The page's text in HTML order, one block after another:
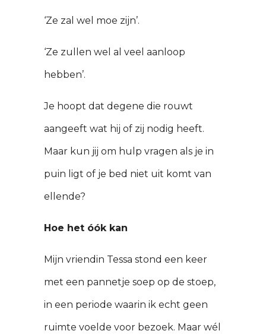
‘Ze zal wel moe zijn’.
‘Ze zullen wel al veel aanloop
hebben’.
Je hoopt dat degene die rouwt
aangeeft wat hij of zij nodig heeft.
Maar kun jij om hulp vragen als je in
puin ligt of je bed niet uit komt van
ellende?
Hoe het óók kan
Mijn vriendin Tessa stond een keer
met een pannetje soep op de stoep,
in een periode waarin ik echt geen
ruimte voelde voor bezoek. Maar wél